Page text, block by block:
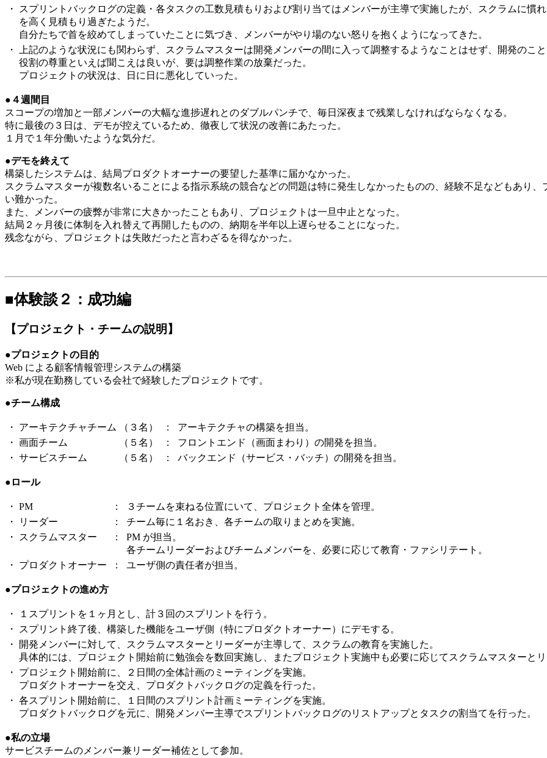
・
スプリントバックログの定義・各タスクの工数見積もりおよび割り当てはメンバーが主導で実施したが、スクラムに慣
を高く見積もり過ぎたようだ。
自分たちで首を絞めてしまっていたことに気づき、メンバーがやり場のない怒りを抱くようになってきた。
・
上記のような状況にも関わらず、スクラムマスターは開発メンバーの間に入って調整するようなことはせず、開発のこ
役割の尊重といえば聞こえは良いが、要は調整作業の放棄だった。
プロジェクトの状況は、日に日に悪化していった。
●４週間目
スコープの増加と一部メンバーの大幅な進捗遅れとのダブルパンチで、毎日深夜まで残業しなければならなくなる。
特に最後の３日は、デモが控えているため、徹夜して状況の改善にあたった。
１月で１年分働いたような気分だ。
●デモを終えて
構築したシステムは、結局プロダクトオーナーの要望した基準に届かなかった。
スクラムマスターが複数名いることによる指示系統の競合などの問題は特に発生しなかったものの、経験不足などもあり
い難かった。
また、メンバーの疲弊が非常に大きかったこともあり、プロジェクトは一旦中止となった。
結局２ヶ月後に体制を入れ替えて再開したものの、納期を半年以上遅らせることになった。
残念ながら、プロジェクトは失敗だったと言わざるを得なかった。
■体験談２：成功編
【プロジェクト・チームの説明】
●プロジェクトの目的
Web による顧客情報管理システムの構築
※私が現在勤務している会社で経験したプロジェクトです。
●チーム構成
・ アーキテクチャチーム （３名） ：
アーキテクチャの構築を担当。
・ 画面チーム （５名） ：
フロントエンド（画面まわり）の開発を担当。
・ サービスチーム （５名） ： バックエンド（サービス・バッチ）の開発を担当。
●ロール
・ PM ：
３チームを束ねる位置にいて、プロジェクト全体を管理。
・
リーダー ：
チーム毎に１名おき、各チームの取りまとめを実施。
・
スクラムマスター ：
PM が担当。
各チームリーダーおよびチームメンバーを、必要に応じて教育・ファシリテート。
・
プロダクトオーナー ： ユーザ側の責任者が担当。
●プロジェクトの進め方
・
１スプリントを１ヶ月とし、計３回のスプリントを行う。
・
スプリント終了後、構築した機能をユーザ側（特にプロダクトオーナー）にデモする。
・
開発メンバーに対して、スクラムマスターとリーダーが主導して、スクラムの教育を実施した。
具体的には、プロジェクト開始前に勉強会を数回実施し、またプロジェクト実施中も必要に応じてスクラムマスターと
・
プロジェクト開始前に、２日間の全体計画のミーティングを実施。
プロダクトオーナーを交え、プロダクトバックログの定義を行った。
・ 各スプリント開始前に、１日間のスプリント計画ミーティングを実施。
プロダクトバックログを元に、開発メンバー主導でスプリントバックログのリストアップとタスクの割当てを行った。
●私の立場
サービスチームのメンバー兼リーダー補佐として参加。